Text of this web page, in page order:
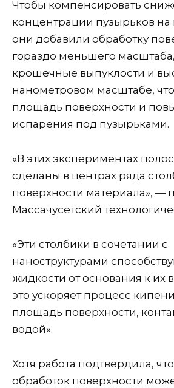
Чтобы компенсировать
концентрации пузырьков на
они добавили обработку
гораздо меньшего
крошечные выпуклости и
нанометровом масштабе,
площадь поверхности и
испарения под пузырьками.
«В этих экспериментах
сделаны в центрах ряда
поверхности материала», —
Массачусетский
«Эти столбики в сочетании с
наноструктурами
жидкости от основания к их
это ускоряет процесс
площадь поверхности,
водой».
Хотя работа подтвердила,
обработок поверхности